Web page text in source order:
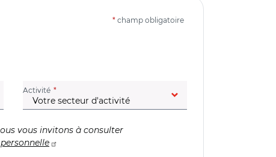
* champ obligatoire
Activité (champ obligatoire)
vous invitons à consulter